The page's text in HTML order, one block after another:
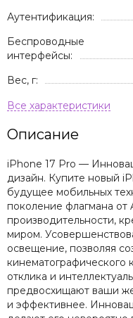
Аутентификация:
Беспроводные
интерфейсы:
Вес, г:
Описание
iPhone 17 Pro —
дизайн. Купите новый
будущее мобильных
поколение флагмана от
производительности,
миром.
освещение, позволяя
кинематографического
отклика и
предвосхищают ваши
и эффективнее.